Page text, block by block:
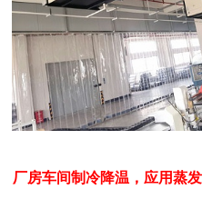
厂房车间制冷降温，应用蒸